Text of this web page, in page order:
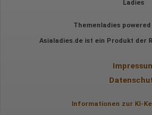
Ladies
Themenladies powered
Asialadies.de ist ein Produkt der
Informationen zur KI-